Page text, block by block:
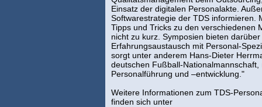
Einsatz der digitalen Personalakte.
Softwarestrategie der TDS informieren.
Tipps und Tricks zu den verschiedenen
nicht zu kurz. Symposien bieten
Erfahrungsaustausch mit Personal-
sorgt unter anderem Hans-Dieter
deutschen Fußball-
Personalführung und –entwicklung."
Weitere Informationen zum TDS-
finden sich unter